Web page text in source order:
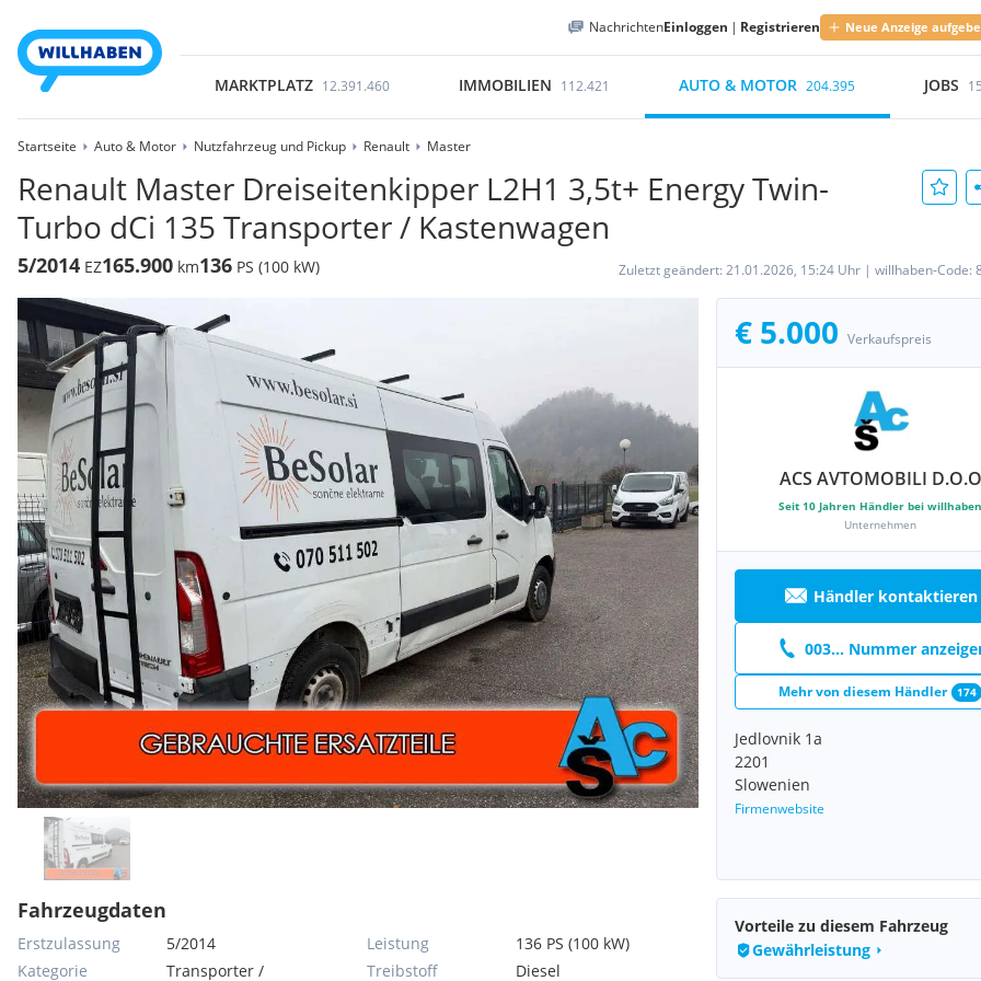
NachrichtenEinloggen | Registrieren Neue Anzeige
MARKTPLATZ 12.391.460 IMMOBILIEN 112.421 AUTO & MOTOR 204.395 JOBS
Startseite Auto & Motor Nutzfahrzeug und Pickup Renault Master
Renault Master Dreiseitenkipper L2H1 3,5t+ Energy Twin-
Turbo dCi 135 Transporter / Kastenwagen
5/2014 EZ165.900 km136 PS (100 kW) Zuletzt geändert: 21.01.2026, 15:24 Uhr | willhaben-Code:
€ 5.000 Verkaufspreis
ACS AVTOMOBILI D.O.O
Seit 10 Jahren Händler bei willhaben
Unternehmen
Händler kontaktieren
003... Nummer
Mehr von diesem Händler 174
Jedlovnik 1a
2201
Slowenien
Firmenwebsite
Fahrzeugdaten
Erstzulassung
5/2014
Kategorie
Transporter /
Leistung
136 PS (100 kW)
Treibstoff
Diesel
Vorteile zu diesem Fahrzeug
Gewährleistung